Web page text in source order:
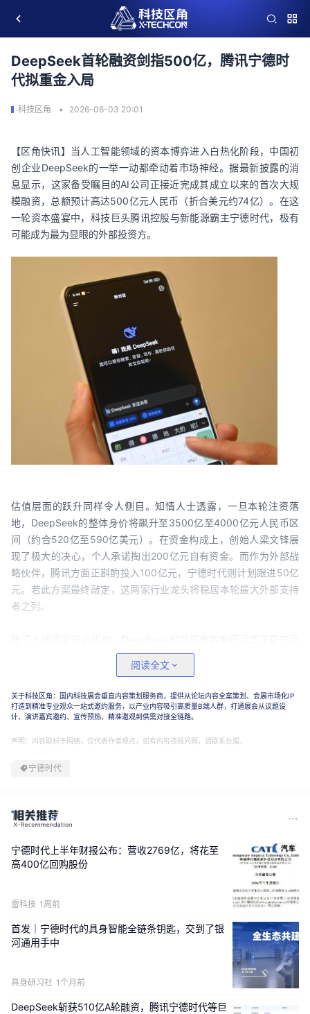
DeepSeek首轮融资剑指500亿，腾讯宁德时
代拟重金入局
科技区角 2026-06-03 20:01
【区角快讯】当人工智能领域的资本博弈进入白热化阶段，中国初
创企业DeepSeek的一举一动都牵动着市场神经。据最新披露的消
息显示，这家备受瞩目的AI公司正接近完成其成立以来的首次大规
模融资，总额预计高达500亿元人民币（折合美元约74亿）。在这
一轮资本盛宴中，科技巨头腾讯控股与新能源霸主宁德时代，极有
可能成为最为显眼的外部投资方。
估值层面的跃升同样令人侧目。知情人士透露，一旦本轮注资落
地，DeepSeek的整体身价将飙升至3500亿至4000亿元人民币区
间（约合520亿至590亿美元）。在资金构成上，创始人梁文锋展
现了极大的决心，个人承诺掏出200亿元自有资金。而作为外部战
略伙伴，腾讯方面正斟酌投入100亿元，宁德时代则计划跟进50亿
元。若此方案最终敲定，这两家行业龙头将稳居本轮最大外部支持
者之列。
的阵营。目前，公司正与中国国家人工智能产业投资基金、网易以
及京东进行收官阶段的谈判。与此同时，总部位于香港的IDG资本和
权结构的清晰，本轮引入的投资方总数将被严格限制在10家以内。
交易时间表方面，整个融资流程有望在未来数周内画上句号。不
任何官方表态。面对外界的种种猜测，包括腾讯、宁德时代在内的
任何细节的变动都可能引发连锁反应。
阅读全文
关于科技区角：国内科技展会垂直内容策划服务商，提供从论坛内容全案策划、会展市场化IP
打造到精准专业观众一站式邀约服务，以产业内容吸引高质量B端人群，打通展会从议题设
计、演讲嘉宾邀约、宣传预热、精准邀观到供需对接全链路。
声明：内容取材于网络，仅代表作者观点，如有内容违规问题，请联系处理。
宁德时代
宁德时代上半年财报公布：营收2769亿，将花至
高400亿回购股份
雷科技 1周前
首发｜宁德时代的具身智能全链条钥匙，交到了银
河通用手中
具身研习社 1个月前
DeepSeek斩获510亿A轮融资，腾讯宁德时代等巨